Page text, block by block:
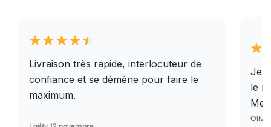
Livraison très rapide, interlocuteur de
confiance et se démène pour faire le
maximum.
Je
le